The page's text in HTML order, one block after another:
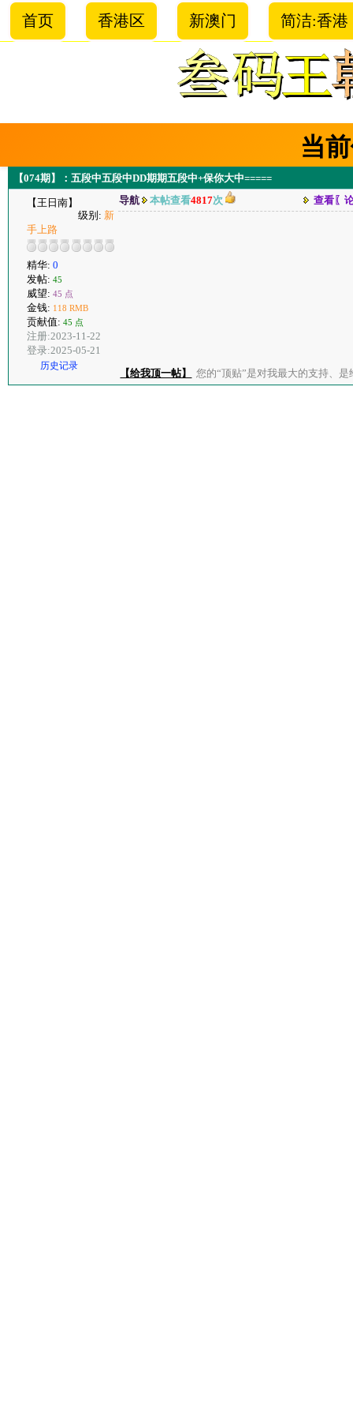
首页 香港区 新澳门 简洁:香港
当
【074期】：五段中五段中DD期期五段中+保你大中=====
【王日南】
级别: 新
手上路
精华: 0
发帖: 45
威望: 45 点
金钱: 118 RMB
贡献值: 45 点
注册:2023-11-22
登录:2025-05-21
历史记录
导航 本帖查看4817次 查看〖
【给我顶一帖】 您的“顶贴”是对我最大的支持、